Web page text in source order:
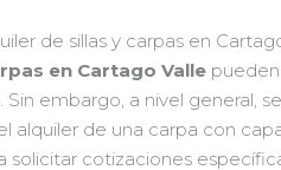
de sillas y carpas en
en Cartago Valle
embargo, a nivel general,
alquiler de una carpa con
solicitar cotizaciones